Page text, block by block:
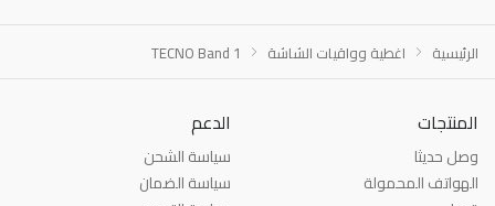
الرئيسية اغطية وواقيات الشاشة TECNO Band 1
المنتجات
وصل حديثا
الهواتف المحمولة
الدعم
سياسة الشحن
سياسة الضمان